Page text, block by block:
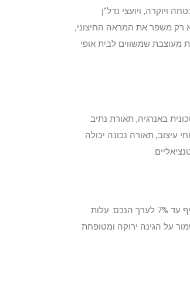
ויוקרה, ויועצי נדל"ן
החלונות לחלונות בידוד כפול לא רק משפר את המראה החיצוני,
מעוצבת שמשווים לבית אופי
באנרגיה, תאורת נתיב
הכללי. לפי מומחי עיצוב, תאורה נכונה יכולה
וריצוף דקורטיבי לשבילי הגישה יכולה להוסיף עד 7% לערך הנכס. עלות
שתשמור על הגינה ירוקה ומטופחת